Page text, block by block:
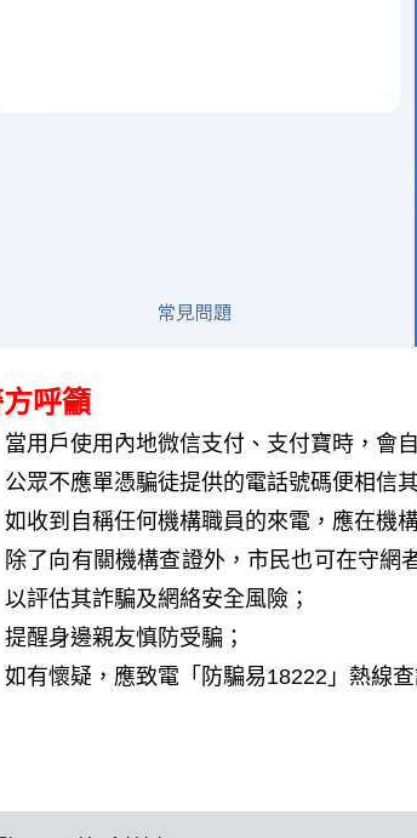
呼籲
當用戶使用內地微信支付、支付寶時，會
公眾不應單憑騙徒提供的電話號碼便相信
如收到自稱任何機構職員的來電，應在機
除了向有關機構查證外，市民也可在守網
以評估其詐騙及網絡安全風險；
提醒身邊親友慎防受騙；
如有懷疑，應致電「防騙易18222 」熱線查